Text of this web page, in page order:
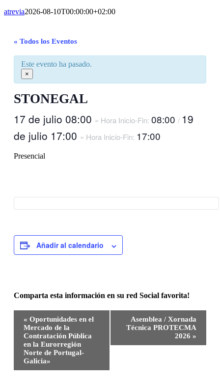
atrevia2026-08-10T00:00:00+02:00
« Todos los Eventos
Este evento ha pasado.
×
STONEGAL
17 de julio 08:00 » Hora Inicio-Fin: 08:00 / 19
de julio 17:00 » Hora Inicio-Fin: 17:00
Presencial
Añadir al calendario
Comparta esta información en su red Social favorita!
electrónico
Navegación
del
Evento
« Oportunidades en el
Mercado de la
Contratación Pública
en la Eurorregión
Norte de Portugal-
Galicia»
Asemblea / Xornada
Técnica PROTECMA
2026 »